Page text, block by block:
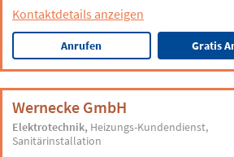
Kontaktdetails anzeigen
Anrufen Gratis
Wernecke GmbH
Elektrotechnik Heizungs-Kundendienst
Sanitärinstallation